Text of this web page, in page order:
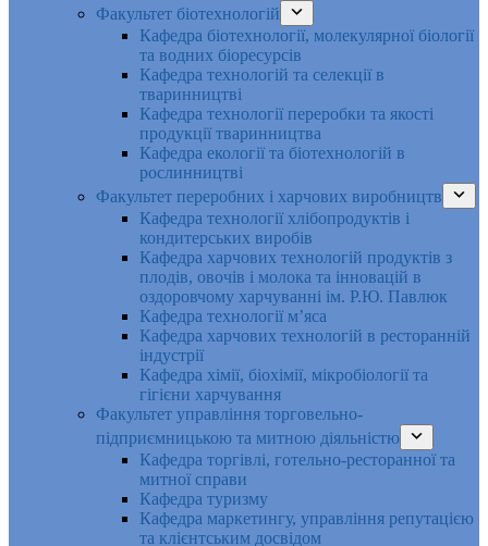
Факультет біотехнологій
Кафедра біотехнології, молекулярної біології
та водних біоресурсів
Кафедра технологій та селекції в
тваринництві
Кафедра технології переробки та якості
продукції тваринництва
Кафедра екології та біотехнологій в
рослинництві
Факультет переробних і харчових виробництв
Кафедра технології хлібопродуктів і
кондитерських виробів
Кафедра харчових технологій продуктів з
плодів, овочів і молока та інновацій в
оздоровчому харчуванні ім. Р.Ю. Павлюк
Кафедра технології м’яса
Кафедра харчових технологій в ресторанній
індустрії
Кафедра хімії, біохімії, мікробіології та
гігієни харчування
Факультет управління торговельно-
підприємницькою та митною діяльністю
Кафедра торгівлі, готельно-ресторанної та
митної справи
Кафедра туризму
Кафедра маркетингу, управління репутацією
та клієнтським досвідом